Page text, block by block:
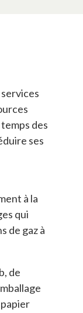
des
ses
à la
qui
de gaz à
de